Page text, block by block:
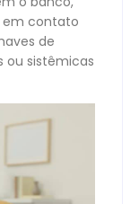
em contato
de
ou sistêmicas